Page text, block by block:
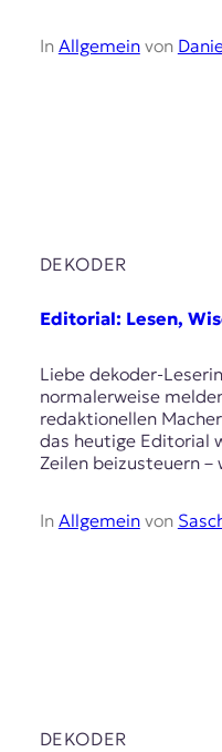
In Allgemeinvon
DEKODER
Editorial: Lesen,
Liebe dekoder-
normalerweise
redaktionellen
das heutige Editorial
Zeilen beizusteuern
In Allgemeinvon
DEKODER